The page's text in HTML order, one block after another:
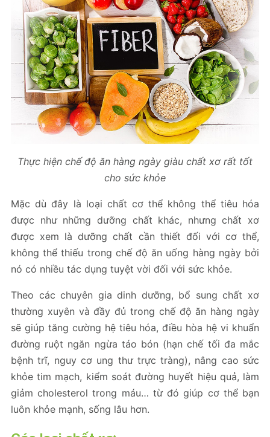
Thực hiện chế độ ăn hàng ngày giàu chất xơ rất tốt
cho sức khỏe
Mặc dù đây là loại chất cơ thể không thể tiêu hóa
được như những dưỡng chất khác, nhưng chất xơ
được xem là dưỡng chất cần thiết đối với cơ thể,
không thể thiếu trong chế độ ăn uống hàng ngày bởi
nó có nhiều tác dụng tuyệt vời đối với sức khỏe.
Theo các chuyên gia dinh dưỡng, bổ sung chất xơ
thường xuyên và đầy đủ trong chế độ ăn hàng ngày
sẽ giúp tăng cường hệ tiêu hóa, điều hòa hệ vi khuẩn
đường ruột ngăn ngừa táo bón (hạn chế tối đa mắc
bệnh trĩ, nguy cơ ung thư trực tràng), nâng cao sức
khỏe tim mạch, kiểm soát đường huyết hiệu quả, làm
giảm cholesterol trong máu… từ đó giúp cơ thể bạn
luôn khỏe mạnh, sống lâu hơn.